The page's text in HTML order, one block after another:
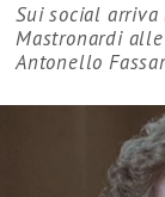
Sui social
Mastronardi
Antonello